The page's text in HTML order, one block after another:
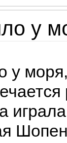
у
у